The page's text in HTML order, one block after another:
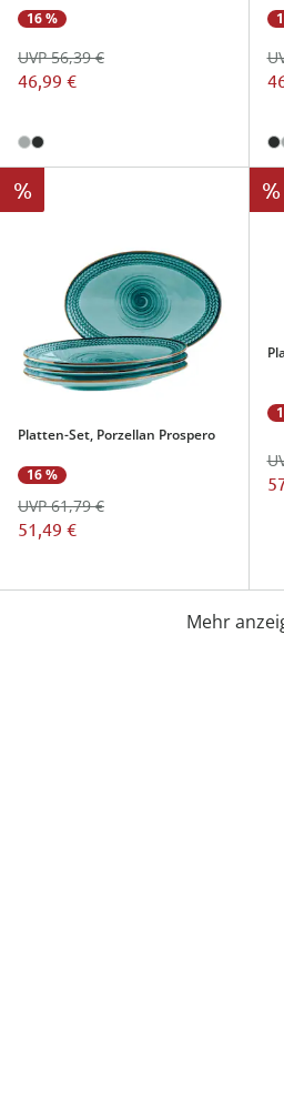
16 %
46,99 €
UVP 56,39 €
%
Platten-Set, Porzellan Prospero
16 %
51,49 €
UVP 61,79 €
%
Mehr